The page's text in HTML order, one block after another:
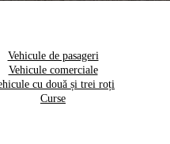
Vehicule de pasageri
Vehicule comerciale
cu două și trei roți
Curse